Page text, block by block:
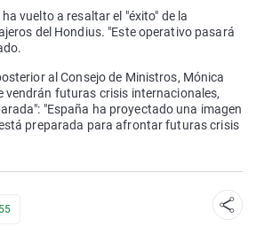
vuelto a resaltar el "éxito" de la
del Hondius. "Este operativo pasará
al Consejo de Ministros, Mónica
vendrán futuras crisis internacionales,
"España ha proyectado una imagen
preparada para afrontar futuras crisis